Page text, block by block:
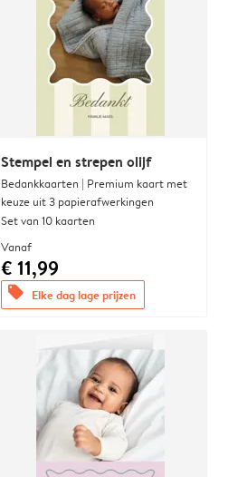
Stempel en strepen olijf
Bedankkaarten | Premium kaart met
keuze uit 3 papierafwerkingen
Set van 10 kaarten
Vanaf
€ 11,99
offers Elke dag lage prijzen